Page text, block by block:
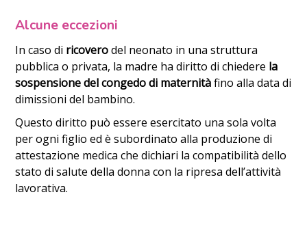
Alcune eccezioni
In caso di ricoverodel neonato in una struttura
pubblica o privata, la madre ha diritto di chiedere la
sospensione del congedo di maternitàfino alla data di
dimissioni del bambino.
Questo diritto può essere esercitato una sola volta
per ogni figlio ed è subordinato alla produzione di
attestazione medica che dichiari la compatibilità dello
stato di salute della donna con la ripresa dell’attività
lavorativa.